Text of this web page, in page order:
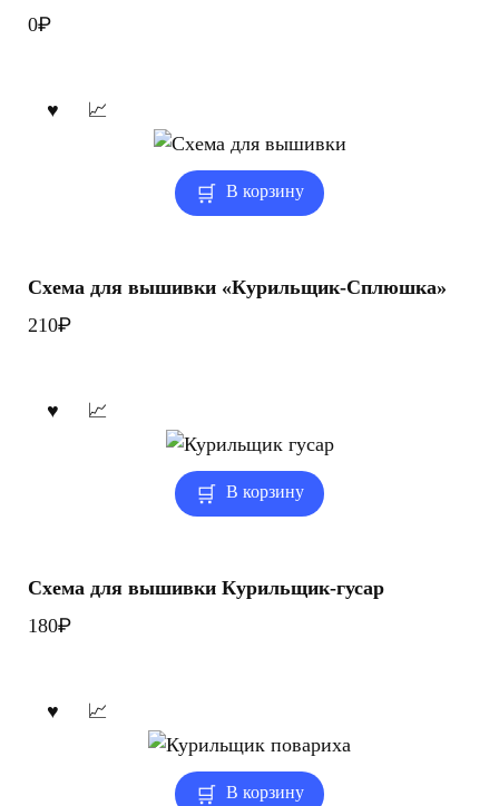
0₽
В корзину
Схема для вышивки «Курильщик-Сплюшка»
210₽
В корзину
Схема для вышивки Курильщик-гусар
180₽
В корзину